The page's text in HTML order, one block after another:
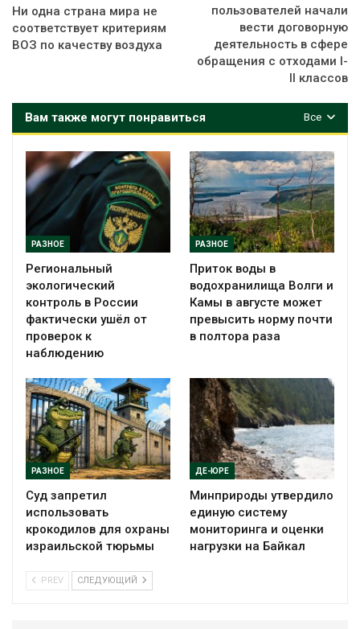
Ни одна страна мира не
соответствует критериям
ВОЗ по качеству воздуха
пользователей начали
вести договорную
деятельность в сфере
обращения с отходами I-
II классов
Все
Вам также могут понравиться
РАЗНОЕ
Региональный
экологический
контроль в России
фактически ушёл от
проверок к
наблюдению
РАЗНОЕ
Приток воды в
водохранилища Волги и
Камы в августе может
превысить норму почти
в полтора раза
РАЗНОЕ
Суд запретил
использовать
крокодилов для охраны
израильской тюрьмы
ДЕ-ЮРЕ
Минприроды утвердило
единую систему
мониторинга и оценки
нагрузки на Байкал
PREV СЛЕДУЮЩИЙ